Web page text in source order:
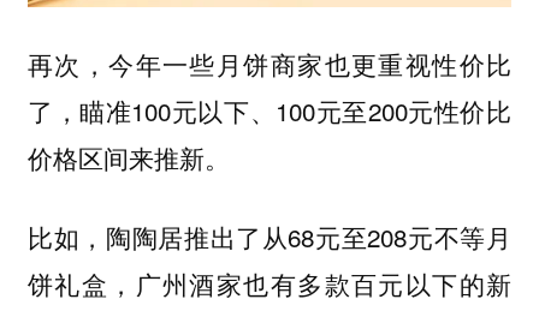
再次，今年一些月饼商家也更重视性价比
了，瞄准100元以下、100元至200元性价比
价格区间来推新。
比如，陶陶居推出了从68元至208元不等月
饼礼盒，广州酒家也有多款百元以下的新